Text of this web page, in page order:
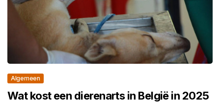
Algemeen
Wat kost een dierenarts in België in 2025